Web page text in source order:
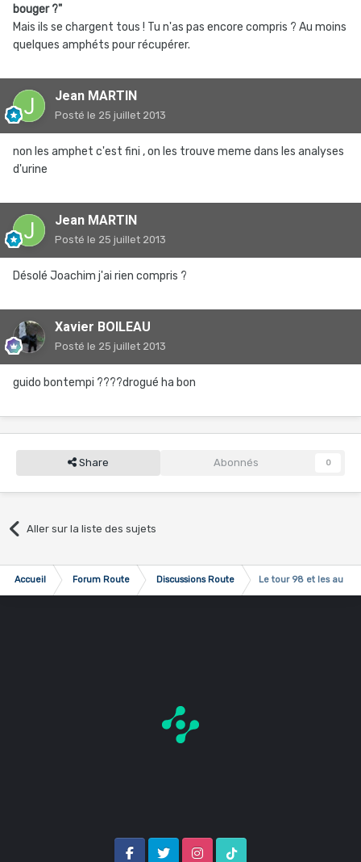
bouger ?"
Mais ils se chargent tous ! Tu n'as pas encore compris ? Au moins
quelques amphéts pour récupérer.
Jean MARTIN
Posté le 25 juillet 2013
non les amphet c'est fini , on les trouve meme dans les analyses
d'urine
Jean MARTIN
Posté le 25 juillet 2013
Désolé Joachim j'ai rien compris ?
Xavier BOILEAU
Posté le 25 juillet 2013
guido bontempi ????drogué ha bon
Share Abonnés 0
Aller sur la liste des sujets
Accueil Forum Route Discussions Route Le tour 98 et les autres